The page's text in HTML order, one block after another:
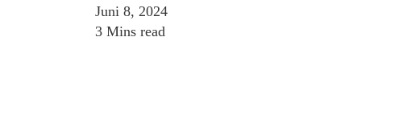
Juni 8, 2024
3 Mins read